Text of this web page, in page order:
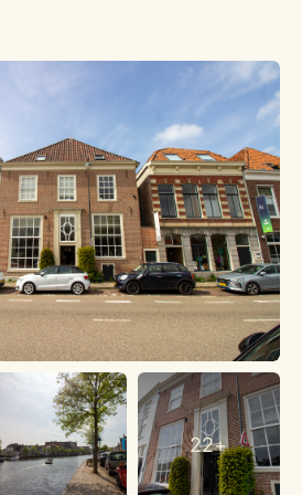
zijn snel bereikbaar.
Noord-Holland. Na Amsterdam is
van Noord-Holland. Ten oosten van
(19 km) en Schiphol (13 km) en de
km ten westen van de stad.
veelzijdige culinaire eventlocatie in
in private dining,
evenementen en hoogwaardige
restaurant, maar een
sfeer en beleving
verfijnde fingerfood, luxe food
op maat sluit iedere invulling
van gasten en opdrachtgevers.
borrels tot zakelijke meetings,
evenementen: ieder concept
22+